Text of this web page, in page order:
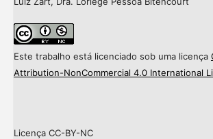
Este trabalho está licenciado sob uma licença
Attribution-NonCommercial 4.0 International
Licença CC-BY-NC